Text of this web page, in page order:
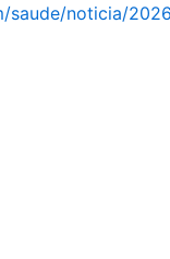
saude/noticia/